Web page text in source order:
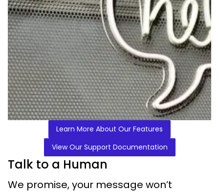
Learn More About Our Features
View Our Support Documentation
Talk to a Human
We promise, your message won’t